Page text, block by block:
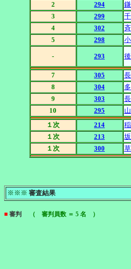
2
294
3
299
4
302
5
298
- 293
7 305
8
304
9
303
10
295
１次
214
１次
213
１次
300
※※※ 審査結果
■ 審判 （ 審判員数 ＝ 5 名 ）